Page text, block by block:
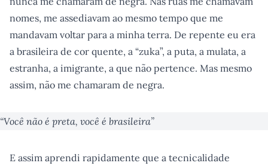
nomes, me assediavam ao mesmo tempo que me
mandavam voltar para a minha terra. De repente eu era
a brasileira de cor quente, a “zuka”, a puta, a mulata, a
estranha, a imigrante, a que não pertence. Mas mesmo
assim, não me chamaram de negra.
“Você não é preta, você é brasileira”
E assim aprendi rapidamente que a tecnicalidade